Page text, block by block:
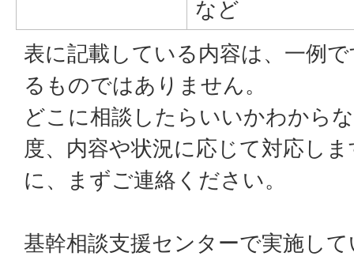
など
表に記載している内容は、一例
るものではありません。
どこに相談したらいいかわから
度、内容や状況に応じて対応し
に、まずご連絡ください。
基幹相談支援センターで実施し